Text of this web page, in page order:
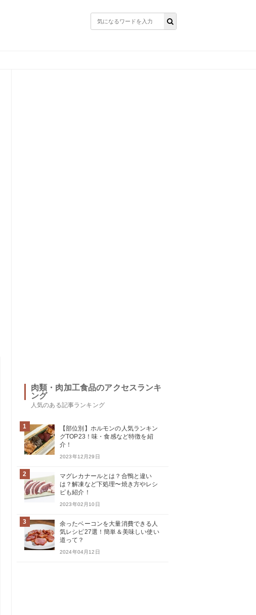
肉類・肉加工食品のアクセスランキ
ング
人気のある記事ランキング
1
【部位別】ホルモンの人気ランキン
グTOP23！味・食感など特徴を紹
介！
2023年12月29日
2
マグレカナールとは？合鴨と違い
は？解凍など下処理〜焼き方やレシ
ピも紹介！
2023年02月10日
3
余ったベーコンを大量消費できる人
気レシピ27選！簡単＆美味しい使い
道って？
2024年04月12日